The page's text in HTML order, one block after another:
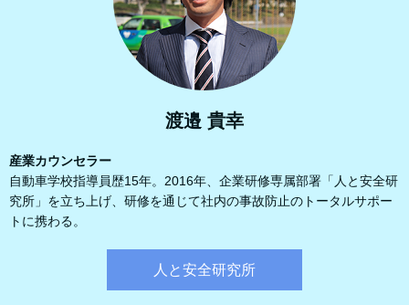
渡邉 貴幸
産業カウンセラー
自動車学校指導員歴15年。2016年、企業研修専属部署「人と安全研
究所」を立ち上げ、研修を通じて社内の事故防止のトータルサポー
トに携わる。
人と安全研究所